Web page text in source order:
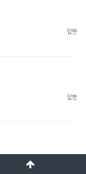
답변
답변